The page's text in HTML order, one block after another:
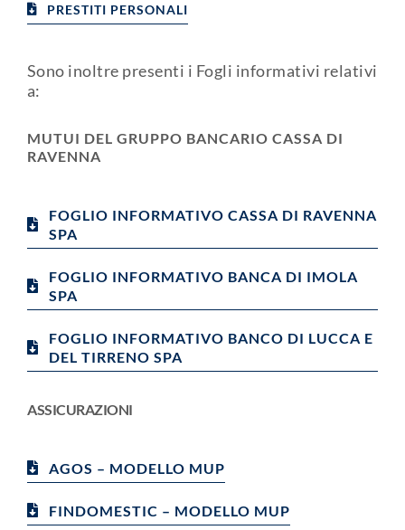
PRESTITI PERSONALI
Sono inoltre presenti i Fogli informativi relativi
a:
MUTUI DEL GRUPPO BANCARIO CASSA DI
RAVENNA
FOGLIO INFORMATIVO CASSA DI RAVENNA
SPA
FOGLIO INFORMATIVO BANCA DI IMOLA
SPA
FOGLIO INFORMATIVO BANCO DI LUCCA E
DEL TIRRENO SPA
ASSICURAZIONI
AGOS – MODELLO MUP
FINDOMESTIC – MODELLO MUP